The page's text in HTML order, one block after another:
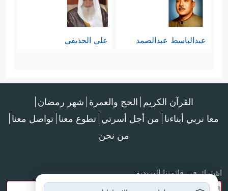
عبدالباسط عبدالصمد علي الحذيفي
القرآن الكريم الحج والعمرة شهر رمضان
معا نربي أبناءنا من أجل أسرتي تطوع معنا تواصل معنا
من نحن
اشترك في قائمتنا البريدية